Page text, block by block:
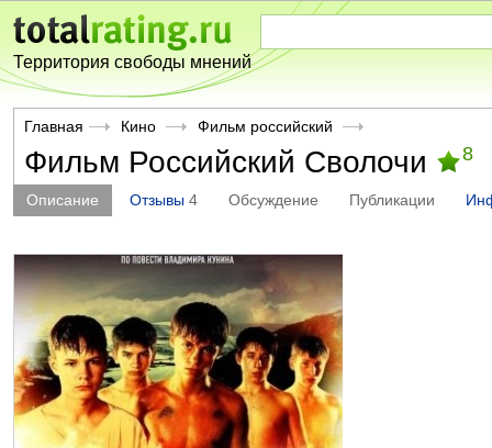
Территория свободы мнений
Главная Кино Фильм российский
Фильм Российский Сволочи 8
Описание Отзывы4 Обсуждение Публикации